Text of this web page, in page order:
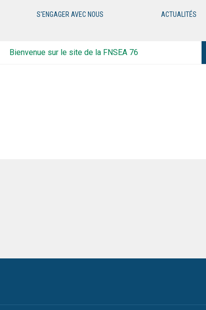
S'ENGAGER AVEC NOUS ACTUALITÉS
Bienvenue sur le site de la FNSEA 76